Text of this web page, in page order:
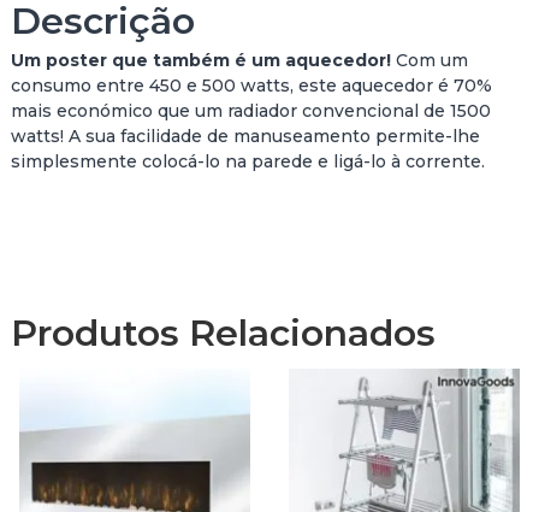
e
Ó
S
T
E
R
E
D
Descrição
Um poster que também é um aquecedor! Com um
consumo entre 450 e 500 watts, este aquecedor é 70%
mais económico que um radiador convencional de 1500
watts! A sua facilidade de manuseamento permite-lhe
simplesmente colocá-lo na parede e ligá-lo à corrente.
Produtos Relacionados